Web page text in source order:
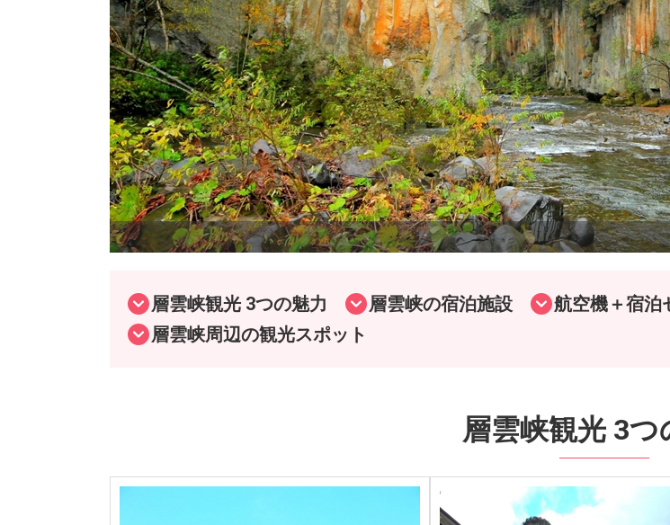
層雲峡観光 3つの魅力 層雲峡の宿泊施設 航空機＋宿泊
層雲峡周辺の観光スポット
層雲峡観光 3つ